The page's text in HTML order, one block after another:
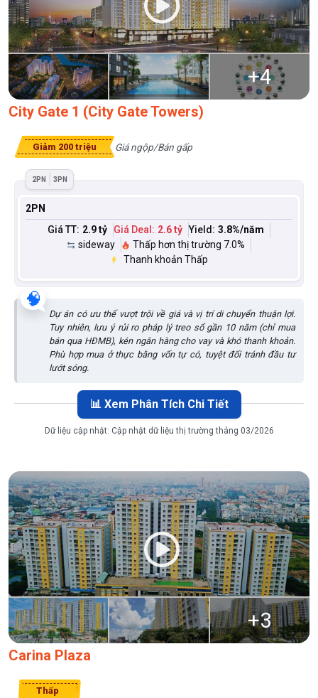
+4
City Gate 1 (City Gate Towers)
Giảm 200 triệu Giá ngộp/Bán gấp
2PN 3PN
2PN
Giá TT: 2.9 tỷ Giá Deal: 2.6 tỷ Yield: 3.8%/năm
sideway
Thấp hơn thị trường 7.0%
Thanh khoản Thấp
🧠
Dự án có ưu thế vượt trội về giá và vị trí di chuyển thuận lợi.
Tuy nhiên, lưu ý rủi ro pháp lý treo sổ gần 10 năm (chỉ mua
bán qua HĐMB), kén ngân hàng cho vay và khó thanh khoản.
Phù hợp mua ở thực bằng vốn tự có, tuyệt đối tránh đầu tư
lướt sóng.
📊 Xem Phân Tích Chi Tiết
Dữ liệu cập nhật: Cập nhật dữ liệu thị trường tháng 03/2026
+3
Carina Plaza
Thấp